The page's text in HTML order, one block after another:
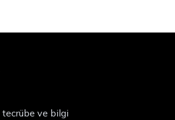
tecrübe ve bilgi